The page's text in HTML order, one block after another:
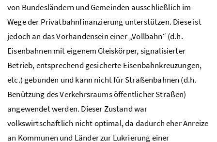
von Bundesländern und Gemeinden ausschließlich im
Wege der Privatbahnfinanzierung unterstützen. Diese ist
jedoch an das Vorhandensein einer „Vollbahn“ (d.h.
Eisenbahnen mit eigenem Gleiskörper, signalisierter
Betrieb, entsprechend gesicherte Eisenbahnkreuzungen,
etc.) gebunden und kann nicht für Straßenbahnen (d.h.
Benützung des Verkehrsraums öffentlicher Straßen)
angewendet werden. Dieser Zustand war
volkswirtschaftlich nicht optimal, da dadurch eher Anreize
an Kommunen und Länder zur Lukrierung einer